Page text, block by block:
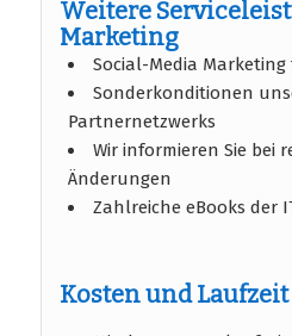
Weitere
Marketing
Social-Media Marketing
Sonderkonditionen
Partnernetzwerks
Wir informieren Sie bei
Änderungen
Zahlreiche eBooks der
Kosten und Laufzeit